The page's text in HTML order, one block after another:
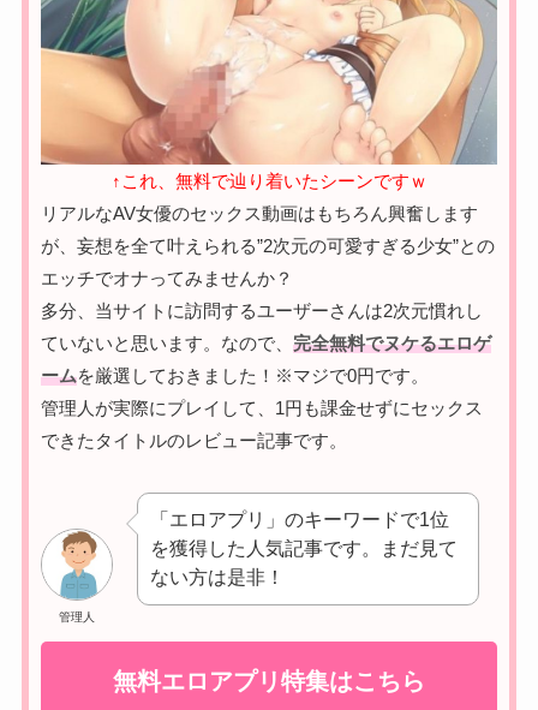
↑これ、無料で辿り着いたシーンですｗ
リアルなAV女優のセックス動画はもちろん興奮します
が、妄想を全て叶えられる”2次元の可愛すぎる少女”との
エッチでオナってみませんか？
多分、当サイトに訪問するユーザーさんは2次元慣れし
ていないと思います。なので、 完全無料でヌケるエロゲ
ームを厳選しておきました！※マジで0円です。
管理人が実際にプレイして、1円も課金せずにセックス
できたタイトルのレビュー記事です。
管理人
「エロアプリ」のキーワードで1位
を獲得した人気記事です。まだ見て
ない方は是非！
無料エロアプリ特集はこちら